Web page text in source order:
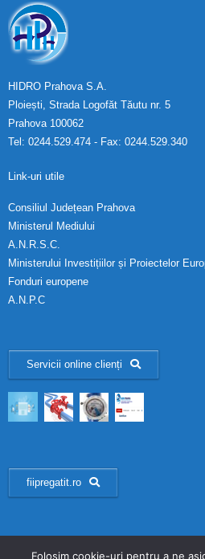
HIDRO Prahova S.A.
Ploiești, Strada Logofăt Tăutu nr. 5
Prahova 100062
Tel: 0244.529.474 - Fax: 0244.529.340
Link-uri utile
Consiliul Județean Prahova
Ministerul Mediului
A.N.R.S.C.
Ministerului Investițiilor și Proiectelor
Fonduri europene
A.N.P.C
Servicii online clienți
fiipregatit.ro
Folosim cookie-uri pentru a ne